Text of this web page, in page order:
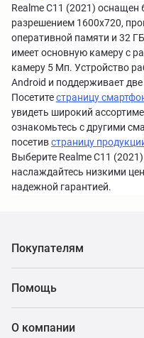
Realme C11 (2021)
разрешением 1600x720,
оперативной памяти и 32
имеет основную камеру с
камеру 5 Мп. Устройство
Android и поддерживает
Посетитестраницу
увидеть широкий
ознакомьтесь с другими
посетивстраницу
Выберите Realme C11
наслаждайтесь низкими
надежной гарантией.
Покупателям
Помощь
О компании